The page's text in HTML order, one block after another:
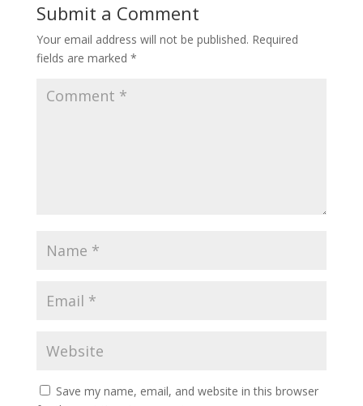
Submit a Comment
Your email address will not be published. Required
fields are marked *
Save my name, email, and website in this browser